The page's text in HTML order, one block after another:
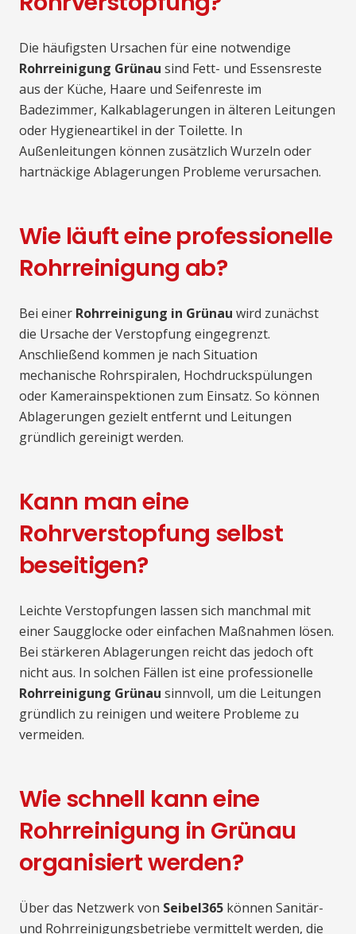
Die häufigsten Ursachen für eine notwendige
Rohrreinigung Grünau sind Fett- und Essensreste
aus der Küche, Haare und Seifenreste im
Badezimmer, Kalkablagerungen in älteren Leitungen
oder Hygieneartikel in der Toilette. In
Außenleitungen können zusätzlich Wurzeln oder
hartnäckige Ablagerungen Probleme verursachen.
Wie läuft eine professionelle
Rohrreinigung ab?
Bei einer Rohrreinigung in Grünau wird zunächst
die Ursache der Verstopfung eingegrenzt.
Anschließend kommen je nach Situation
mechanische Rohrspiralen, Hochdruckspülungen
oder Kamerainspektionen zum Einsatz. So können
Ablagerungen gezielt entfernt und Leitungen
gründlich gereinigt werden.
Kann man eine
Rohrverstopfung selbst
beseitigen?
Leichte Verstopfungen lassen sich manchmal mit
einer Saugglocke oder einfachen Maßnahmen lösen.
Bei stärkeren Ablagerungen reicht das jedoch oft
nicht aus. In solchen Fällen ist eine professionelle
Rohrreinigung Grünau sinnvoll, um die Leitungen
gründlich zu reinigen und weitere Probleme zu
vermeiden.
Wie schnell kann eine
Rohrreinigung in Grünau
organisiert werden?
Über das Netzwerk von Seibel365 können Sanitär-
und Rohrreinigungsbetriebe vermittelt werden, die